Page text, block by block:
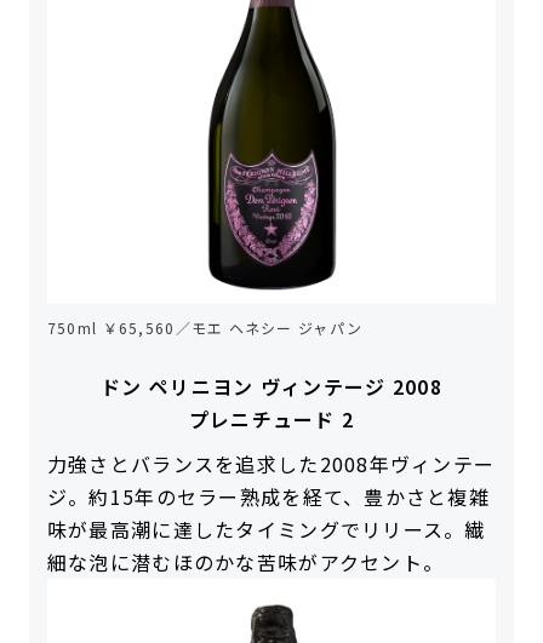
750ml ￥65,560／モエ ヘネシー ジャパン
ドン ペリニヨン ヴィンテージ 2008
プレニチュード 2
力強さとバランスを追求した2008年ヴィンテー
ジ。約15年のセラー熟成を経て、豊かさと複雑
味が最高潮に達したタイミングでリリース。繊
細な泡に潜むほのかな苦味がアクセント。